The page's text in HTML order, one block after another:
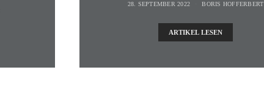
28. SEPTEMBER 2022 BORIS HOFFERBERT
ARTIKEL LESEN